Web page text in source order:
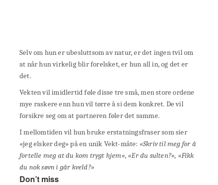
Selv om hun er ubesluttsom av natur, er det ingen tvil om
at når hun virkelig blir forelsket, er hun all in, og det er
det.
Vekten vil imidlertid føle disse tre små, men store ordene
mye raskere enn hun vil tørre å si dem konkret. De vil
forsikre seg om at partneren føler det samme.
I mellomtiden vil hun bruke erstatningsfraser som sier
«jeg elsker deg» på en unik Vekt-måte: «Skriv til meg for å
fortelle meg at du kom trygt hjem», «Er du sulten?», «Fikk
du nok søvn i går kveld?»
Don’t miss